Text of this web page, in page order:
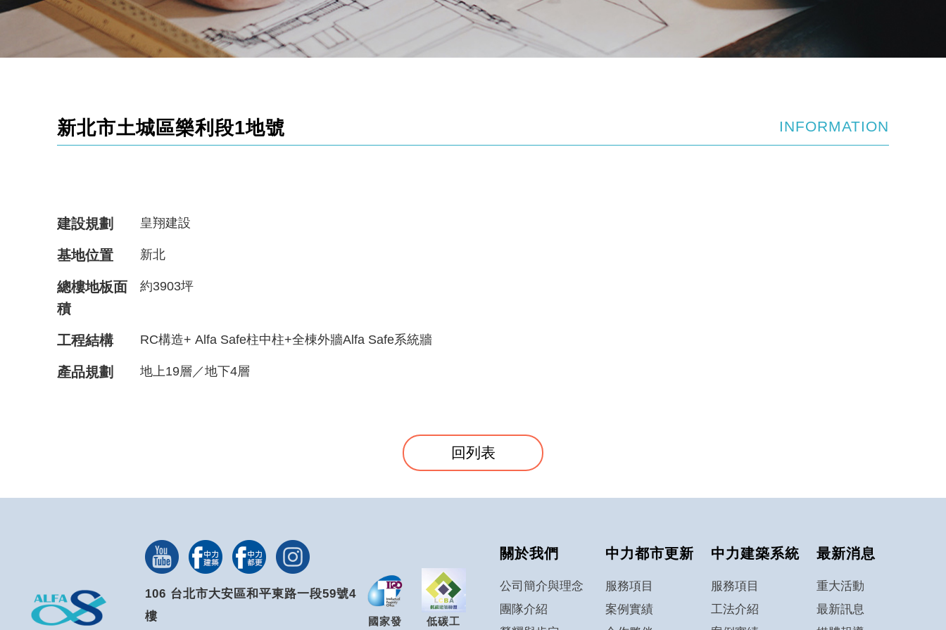
新北市土城區樂利段1地號 INFORMATION
建設規劃 皇翔建設
基地位置 新北
總樓地板面
積
約3903坪
工程結構 RC構造+ Alfa Safe柱中柱+全棟外牆Alfa Safe系統牆
產品規劃 地上19層／地下4層
回列表
106 台北市大安區和平東路一段59號4
樓
國家發
低碳工
關於我們
公司簡介與理念
團隊介紹
中力都市更新
服務項目
案例實績
中力建築系統
服務項目
工法介紹
最新消息
重大活動
最新訊息